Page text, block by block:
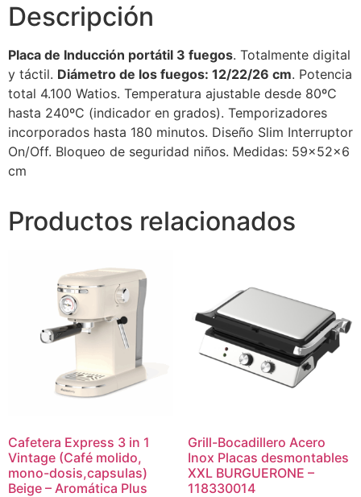
Descripción
Placa de Inducción portátil 3 fuegos. Totalmente digital
y táctil. Diámetro de los fuegos: 12/22/26 cm. Potencia
total 4.100 Watios. Temperatura ajustable desde 80ºC
hasta 240ºC (indicador en grados). Temporizadores
incorporados hasta 180 minutos. Diseño Slim Interruptor
On/Off. Bloqueo de seguridad niños. Medidas: 59x52x6
cm
Productos relacionados
Cafetera Express 3 in 1
Vintage (Café molido,
mono-dosis,capsulas)
Beige – Aromática Plus
Grill-Bocadillero Acero
Inox Placas desmontables
XXL BURGUERONE –
118330014